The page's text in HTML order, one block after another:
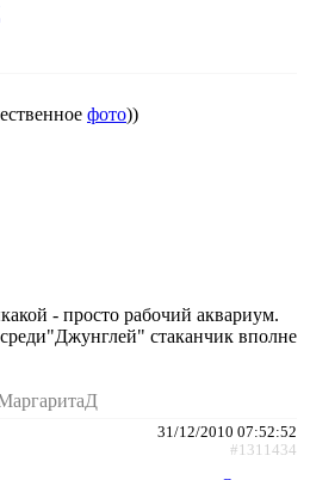
фото))
- просто рабочий аквариум.
стаканчик вполне
31/12/2010 07:52:52
#1311434